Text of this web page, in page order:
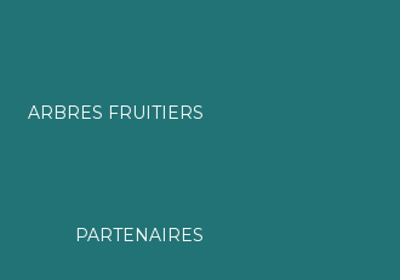
ARBRES FRUITIERS
PARTENAIRES